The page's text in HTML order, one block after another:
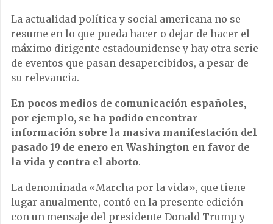
La actualidad política y social americana no se
resume en lo que pueda hacer o dejar de hacer el
máximo dirigente estadounidense y hay otra serie
de eventos que pasan desapercibidos, a pesar de
su relevancia.
En pocos medios de comunicación españoles,
por ejemplo, se ha podido encontrar
información sobre la masiva manifestación del
pasado 19 de enero en Washington en favor de
la vida y contra el aborto.
La denominada «Marcha por la vida», que tiene
lugar anualmente, contó en la presente edición
con un mensaje del presidente Donald Trump y